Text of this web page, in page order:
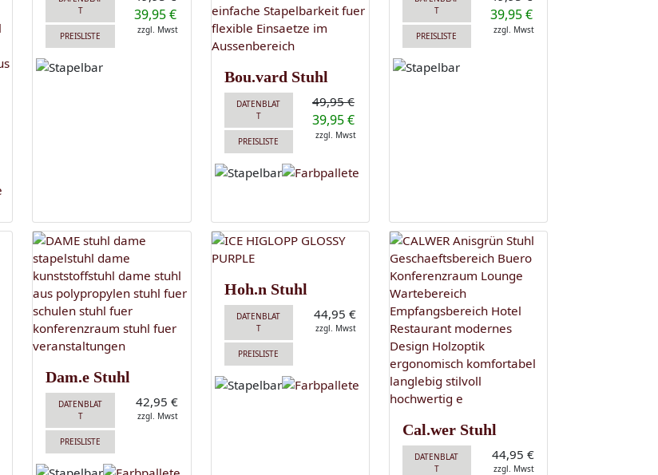
T
PREISLISTE
39,95 €
zzgl. Mwst
Bou.vard Stuhl
DATENBLAT
T
PREISLISTE
49,95 €
39,95 €
zzgl. Mwst
T
PREISLISTE
39,95 €
zzgl. Mwst
Dam.e Stuhl
DATENBLAT
T
PREISLISTE
42,95 €
zzgl. Mwst
Hoh.n Stuhl
DATENBLAT
T
PREISLISTE
44,95 €
zzgl. Mwst
Cal.wer Stuhl
DATENBLAT
T
44,95 €
zzgl. Mwst